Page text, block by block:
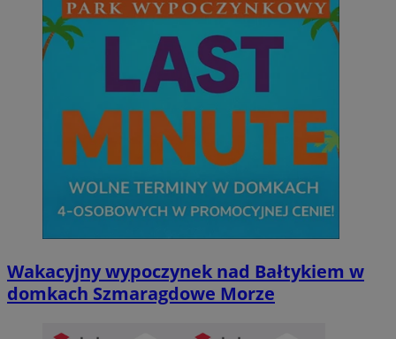
Wakacyjny wypoczynek nad Bałtykiem w
domkach Szmaragdowe Morze